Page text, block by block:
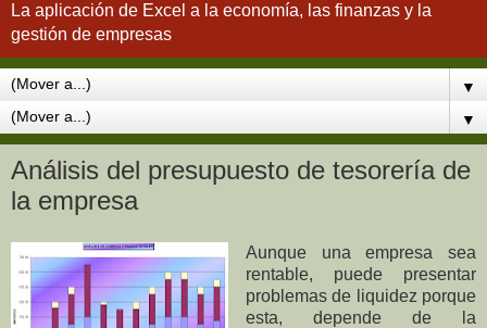
La aplicación de Excel a la economía, las finanzas y la
gestión de empresas
▼
▼
Análisis del presupuesto de tesorería de
la empresa
Aunque una empresa sea
rentable, puede presentar
problemas de liquidez porque
esta, depende de la